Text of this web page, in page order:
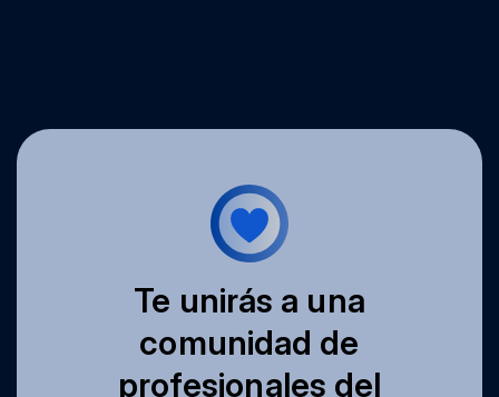
Te unirás a una
comunidad de
profesionales del